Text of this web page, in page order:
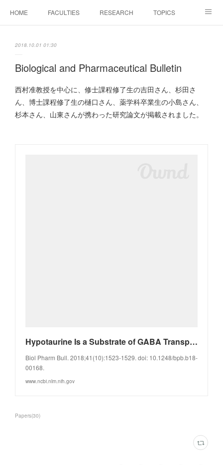
HOME FACULTIES RESEARCH TOPICS
2018.10.01 01:30
Biological and Pharmaceutical Bulletin
西村准教授を中心に、修士課程修了生の吉田さん、杉田さ
ん、博士課程修了生の樋口さん、薬学科卒業生の小島さん、
杉本さん、山東さんが携わった研究論文が掲載されました。
Hypotaurine Is a Substrate of GABA Transporter Family Members GAT2/Slc6a13 and TAUT/Slc6a6. - PubMe
Biol Pharm Bull. 2018;41(10):1523-1529. doi: 10.1248/bpb.b18-
00168.
www.ncbi.nlm.nih.gov
Papers(30)